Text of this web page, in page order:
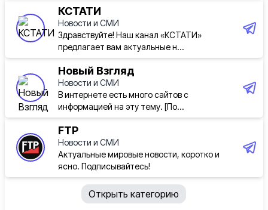
06.08.2026 / 18:08
КСТАТИ
Новости и СМИ
Здравствуйте! Наш канал «КСТАТИ»
предлагает вам актуальные н...
Новый Взгляд
Новости и СМИ
В интернете есть много сайтов с
информацией на эту тему. [По...
FTP
Новости и СМИ
Актуальные мировые новости, коротко и
ясно. Подписывайтесь!
Открыть категорию